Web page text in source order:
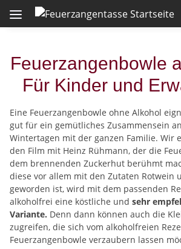
Feuerzangenbowle
Für Kinder und
Eine Feuerzangenbowle ohne Alkohol
gut für ein gemütliches Zusammensein
Wintertagen mit der ganzen Familie. Wir
den Film mit Heinz Rühmann, der die
dem brennenden Zuckerhut berühmt
diese vor allem mit den Zutaten Rotwein
geworden ist, wird mit dem passenden
alkoholfrei eine köstliche und sehr
Variante. Denn dann können auch die
zugreifen, die sich vom alkoholfreien
Feuerzangenbowle verzaubern lassen